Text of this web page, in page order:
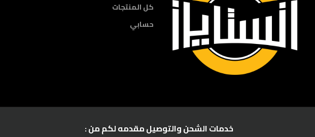
كل المنتجات
حسابي
خدمات الشحن والتوصيل مقدمه لكم من :